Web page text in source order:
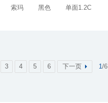
索玛 黑色 单面1.2C
3 4 5 6 下一页 1/6